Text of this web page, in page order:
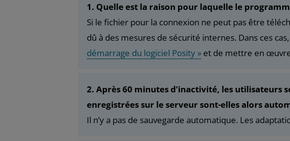
1. Quelle est la raison pour laquelle le
Si le fichier pour la connexion ne peut pas être
dû à des mesures de sécurité internes. Dans ces
démarrage du logiciel Posity »et de mettre en
2. Après 60 minutes d’inactivité, les
enregistrées sur le serveur sont-elles alors
Il n’y a pas de sauvegarde automatique. Les